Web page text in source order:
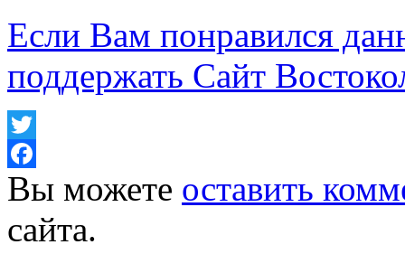
Если Вам понравился
поддержать Сайт
Twitter
Facebook
Вы можете оставить
сайта.